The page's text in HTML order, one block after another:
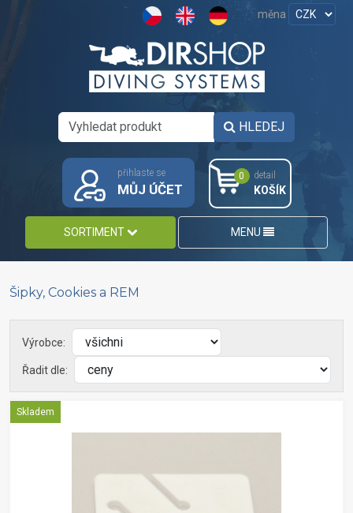
měna
HLEDEJ
přihlaste se
MŮJ ÚČET
0 detail
KOŠÍK
SORTIMENT MENU
Šipky, Cookies a REM
Výrobce:
Řadit dle:
Skladem